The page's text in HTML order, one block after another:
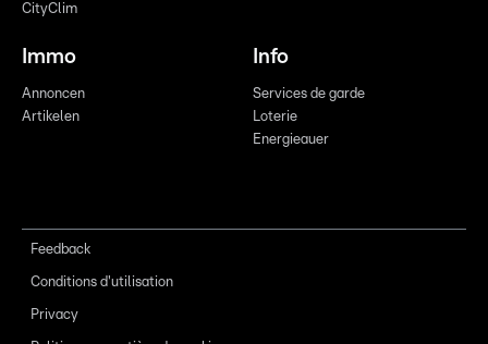
CityClim
Immo
Annoncen
Artikelen
Info
Services de garde
Loterie
Energieauer
Feedback
Conditions d'utilisation
Privacy